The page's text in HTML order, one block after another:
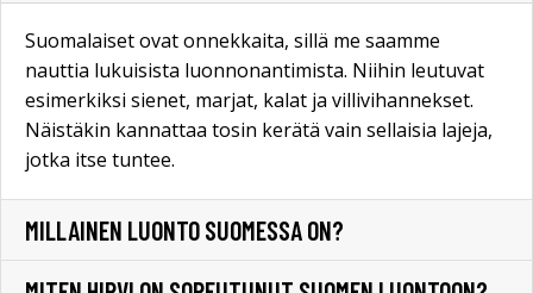
Suomalaiset ovat onnekkaita, sillä me saamme
nauttia lukuisista luonnonantimista. Niihin leutuvat
esimerkiksi sienet, marjat, kalat ja villivihannekset.
Näistäkin kannattaa tosin kerätä vain sellaisia lajeja,
jotka itse tuntee.
MILLAINEN LUONTO SUOMESSA ON?